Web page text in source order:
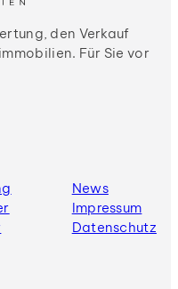
den Verkauf
Für Sie vor
News
Impressum
Datenschutz